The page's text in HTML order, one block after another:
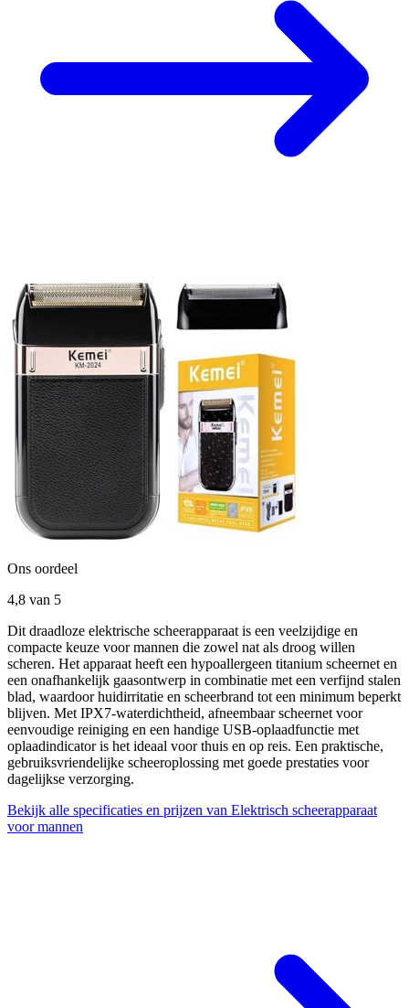
Ons oordeel
4,8 van 5
Dit draadloze elektrische scheerapparaat is een veelzijdige en
compacte keuze voor mannen die zowel nat als droog willen
scheren. Het apparaat heeft een hypoallergeen titanium scheernet en
een onafhankelijk gaasontwerp in combinatie met een verfijnd stalen
blad, waardoor huidirritatie en scheerbrand tot een minimum beperkt
blijven. Met IPX7-waterdichtheid, afneembaar scheernet voor
eenvoudige reiniging en een handige USB-oplaadfunctie met
oplaadindicator is het ideaal voor thuis en op reis. Een praktische,
gebruiksvriendelijke scheeroplossing met goede prestaties voor
dagelijkse verzorging.
Bekijk alle specificaties en prijzen van Elektrisch scheerapparaat
voor mannen